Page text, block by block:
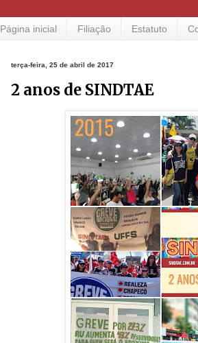
Página inicial Filiação Estatuto
terça-feira, 25 de abril de 2017
2 anos de SINDTAE